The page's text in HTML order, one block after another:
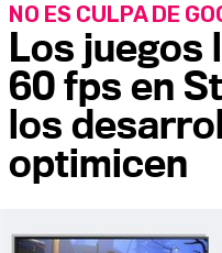
Los juegos
60 fps en
los
optimicen
NO ES CULPA DE